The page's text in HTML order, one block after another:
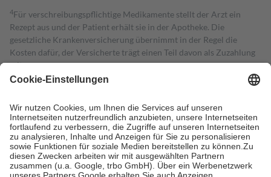
4Für verschreibungspflichtige Medikamente stellt der Arzt ein
Rezept aus und der Patient erhält sie in der Apotheke. Die
gesetzliche Krankenversicherung übernimmt in der Regel die
Kosten dafür, der Versicherte trägt einen Teil davon als Zuzahlung
mit.
Grundsätzlich leisten Mitglieder Zuzahlungen in Höhe von zehn
höchstens zehn Euro.
Es sind jedoch nie mehr als die tatsächlichen
Kosten der Leistung zu entrichten.
Diese Regeln gelten grundsätzlich auch für Online-Apotheken.
Bei Heilmitteln und häuslicher Krankenpflege beträgt die
Zuzahlung zehn Prozent der Kosten sowie zehn Euro je
Verordnung.